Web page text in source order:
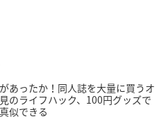
あったか！同人誌を大量に買うオ
のライフハック、100円グッズで
似できる